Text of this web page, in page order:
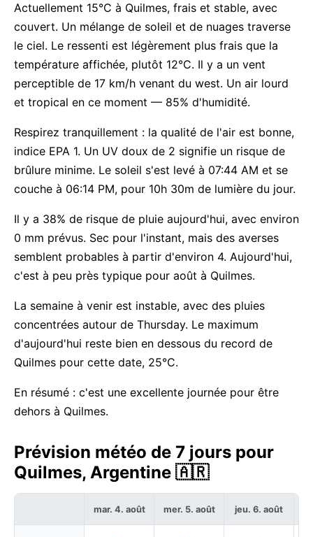
Actuellement 15°C à Quilmes, frais et stable, avec
couvert. Un mélange de soleil et de nuages traverse
le ciel. Le ressenti est légèrement plus frais que la
température affichée, plutôt 12°C. Il y a un vent
perceptible de 17 km/h venant du west. Un air lourd
et tropical en ce moment — 85% d'humidité.
Respirez tranquillement : la qualité de l'air est bonne,
indice EPA 1. Un UV doux de 2 signifie un risque de
brûlure minime. Le soleil s'est levé à 07:44 AM et se
couche à 06:14 PM, pour 10h 30m de lumière du jour.
Il y a 38% de risque de pluie aujourd'hui, avec environ
0 mm prévus. Sec pour l'instant, mais des averses
semblent probables à partir d'environ 4. Aujourd'hui,
c'est à peu près typique pour août à Quilmes.
La semaine à venir est instable, avec des pluies
concentrées autour de Thursday. Le maximum
d'aujourd'hui reste bien en dessous du record de
Quilmes pour cette date, 25°C.
En résumé : c'est une excellente journée pour être
dehors à Quilmes.
Prévision météo de 7 jours pour
Quilmes, Argentine 🇦🇷
mar. 4. août mer. 5. août jeu. 6. août